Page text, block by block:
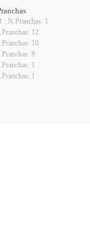
; N.Pranchas: 1
12
10
8
1
1